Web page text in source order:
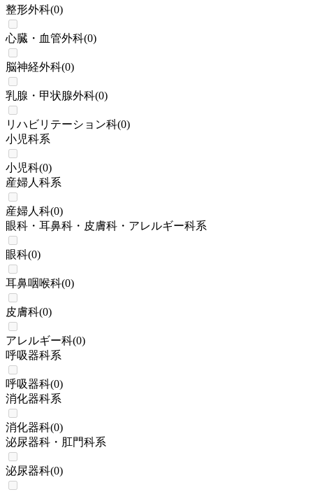
整形外科(0)
心臓・血管外科(0)
脳神経外科(0)
乳腺・甲状腺外科(0)
リハビリテーション科(0)
小児科系
小児科(0)
産婦人科系
産婦人科(0)
眼科・耳鼻科・皮膚科・アレルギー科系
眼科(0)
耳鼻咽喉科(0)
皮膚科(0)
アレルギー科(0)
呼吸器科系
呼吸器科(0)
消化器科系
消化器科(0)
泌尿器科・肛門科系
泌尿器科(0)